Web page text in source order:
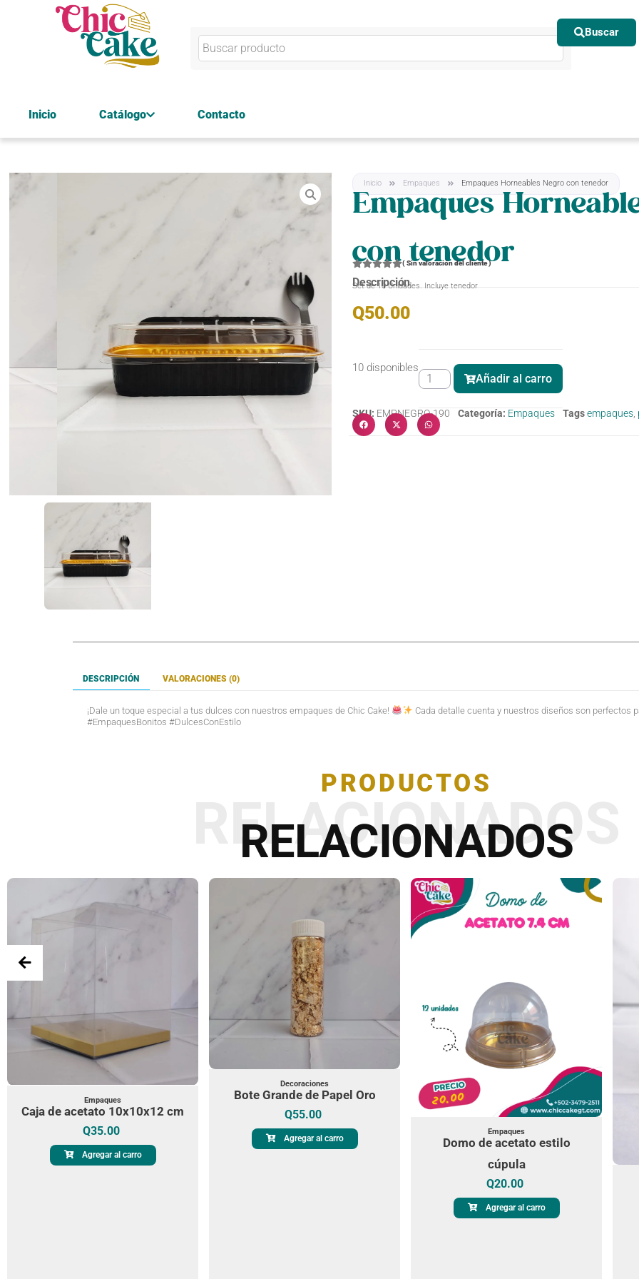
Buscar
Inicio Catálogo Contacto
Inicio Empaques Empaques Horneables Negro con tenedor
Empaques
con tenedor
(Sin valoración del cliente)
Descripción
Set de 10 Unidades. Incluye tenedor
Q50.00
10 disponibles
Añadir al carro
SKU: EMPNEGRO-190 Categoría: Empaques Tags empaques
DESCRIPCIÓN VALORACIONES (0)
¡Dale un toque especial a tus dulces con nuestros empaques de Chic Cake! Cada detalle cuenta y nuestros diseños son perfectos
#EmpaquesBonitos #DulcesConEstilo
PRODUCTOS
RELACIONADOS
RELACIONADOS
Empaques
Caja de acetato 10x10x12 cm
Q35.00
Agregar al carro
Decoraciones
Bote Grande de Papel Oro
Q55.00
Agregar al carro
Empaques
Domo de acetato estilo
cúpula
Q20.00
Agregar al carro